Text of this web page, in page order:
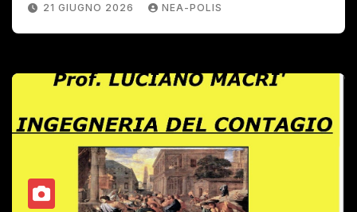
21 GIUGNO 2026 NEA-POLIS